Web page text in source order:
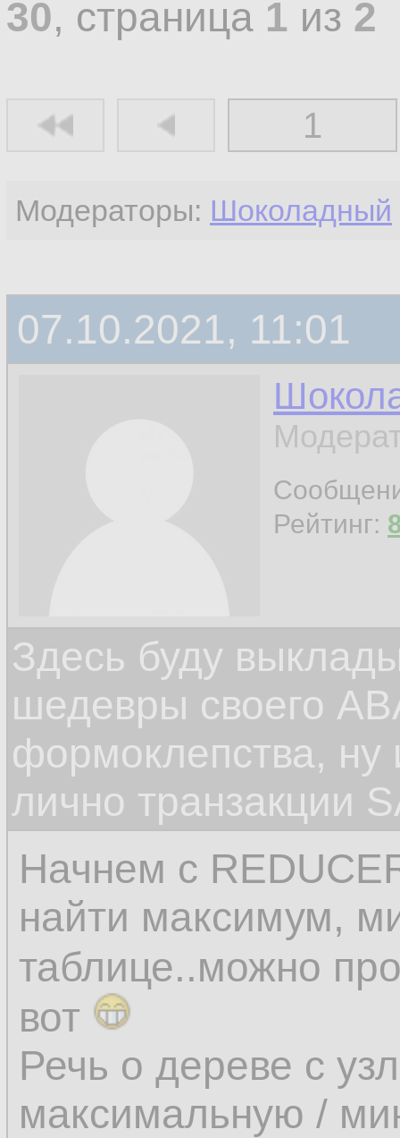
30, страница 1 из 2
1
Модераторы: Шоколадный
07.10.2021, 11:01
Рейтинг:
Здесь буду
шедевры своего
формоклепства,
лично транзакции
Начнем с
найти максимум,
таблице..можно
вот
Речь о дереве с
максимальную /